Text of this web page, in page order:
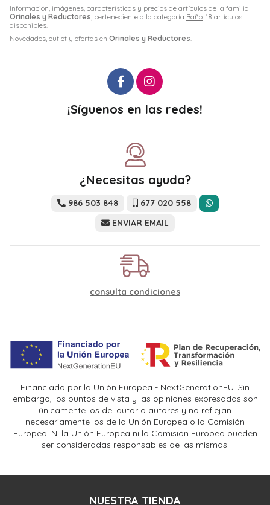
Información, imágenes, características y precios de artículos de la familia
Orinales y Reductores , perteneciente a la categoría Baño . 18 artículos
disponibles.
Novedades, outlet y ofertas en Orinales y Reductores
¡Síguenos en las redes!
¿Necesitas ayuda?
986 503 848
677 020 558
ENVIAR EMAIL
consulta condiciones
Financiado por la Unión Europea - NextGenerationEU. Sin
embargo, los puntos de vista y las opiniones expresadas son
únicamente los del autor o autores y no reflejan
necesariamente los de la Unión Europea o la Comisión
Europea. Ni la Unión Europea ni la Comisión Europea pueden
ser consideradas responsables de las mismas.
NUESTRA TIENDA